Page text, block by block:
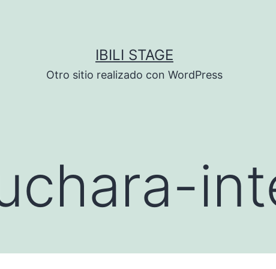
IBILI STAGE
Otro sitio realizado con WordPress